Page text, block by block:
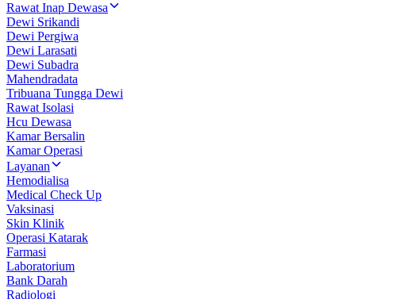
Rawat Inap Dewasa
Dewi Srikandi
Dewi Pergiwa
Dewi Larasati
Dewi Subadra
Mahendradata
Tribuana Tungga Dewi
Rawat Isolasi
Hcu Dewasa
Kamar Bersalin
Kamar Operasi
Layanan
Hemodialisa
Medical Check Up
Vaksinasi
Skin Klinik
Operasi Katarak
Farmasi
Laboratorium
Bank Darah
Radiologi